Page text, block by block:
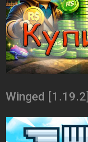
Winged [1.19.2]